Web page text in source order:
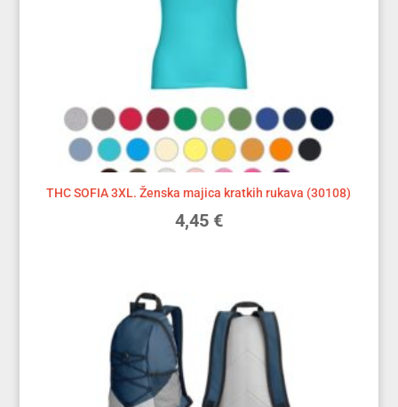
THC SOFIA 3XL. Ženska majica kratkih rukava (30108)
4,45 €